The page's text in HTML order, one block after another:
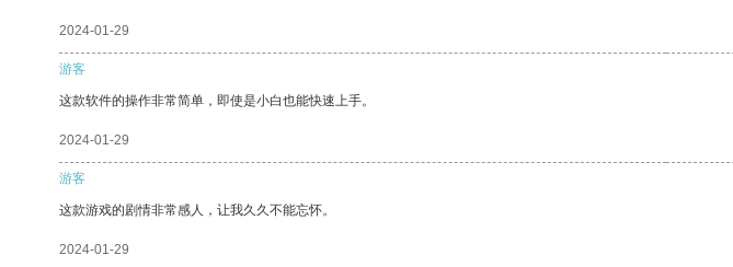
2024-01-29
游客
这款软件的操作非常简单，即使是小白也能快速上手。
2024-01-29
游客
这款游戏的剧情非常感人，让我久久不能忘怀。
2024-01-29